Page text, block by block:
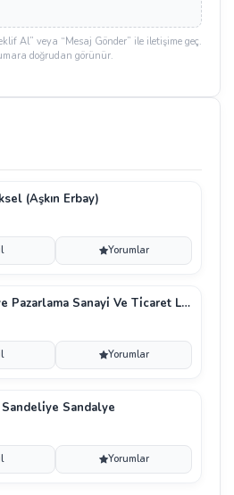
Al” veya “Mesaj Gönder” ile iletişime geç.
doğrudan görünür.
(Aşkın Erbay)
Yorumlar
Yalçın Sandalye Pazarlama Sanayi̇ Ve Ti̇caret Li̇mi̇te
Yorumlar
Sandalye
Yorumlar